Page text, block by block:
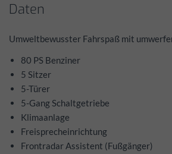
Daten
Umweltbewusster Fahrspaß mit
80 PS Benziner
5 Sitzer
5-Türer
5-Gang Schaltgetriebe
Klimaanlage
Freisprecheinrichtung
Frontradar Assistent (Fußgänger)